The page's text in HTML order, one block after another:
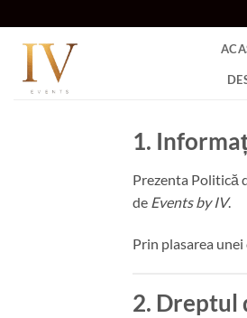
to
content
1.
Prezenta Politică
de Events by IV.
Prin plasarea
2. Dreptul